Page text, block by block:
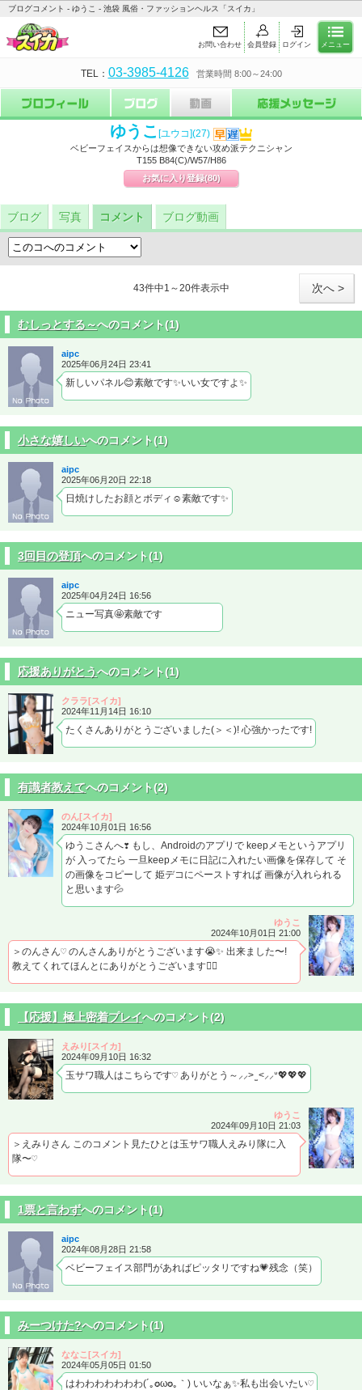
ブログコメント - ゆうこ - 池袋 風俗・ファッションヘルス「スイカ」
お問い合わせ 会員登録 ログイン メニュー
TEL： 03-3985-4126 営業時間 8:00～24:00
ゆうこ [ユウコ](27)
ベビーフェイスからは想像できない攻め派テクニシャン
T155 B84(C)/W57/H86
お気に入り登録(80)
ブログ 写真 コメント ブログ動画
次へ >
43件中1～20件表示中
むしっとする～へのコメント(1)
aipc
2025年06月24日 23:41
新しいパネル😊素敵です✨いい女ですよ✨
小さな嬉しいへのコメント(1)
aipc
2025年06月20日 22:18
日焼けしたお顔とボディ☺️素敵です✨
3回目の登頂へのコメント(1)
aipc
2025年04月24日 16:56
ニュー写真🤩素敵です
応援ありがとうへのコメント(1)
クララ[スイカ]
2024年11月14日 16:10
たくさんありがとうございました(＞＜)! 心強かったです!
有識者教えてへのコメント(2)
のん[スイカ]
2024年10月01日 16:56
ゆうこさんへ❣️ もし、Androidのアプリで keepメモというアプリ
が 入ってたら 一旦keepメモに日記に入れたい画像を保存して そ
の画像をコピーして 姫デコにペーストすれば 画像が入れられる
と思います💦
ゆうこ
2024年10月01日 21:00
＞のんさん♡ のんさんありがとうございます😭✨ 出来ました〜!
教えてくれてほんとにありがとうございます🙂‍↕️
【応援】極上密着プレイへのコメント(2)
えみり[スイカ]
2024年09月10日 16:32
玉サワ職人はこちらです♡ ありがとう～⸝⸝> ̫ <⸝⸝ᐡ💖💖💖
ゆうこ
2024年09月10日 21:03
＞えみりさん このコメント見たひとは玉サワ職人えみり隊に入
隊〜♡
1票と言わずへのコメント(1)
aipc
2024年08月28日 21:58
ベビーフェイス部門があればピッタリですね💗残念（笑）
みーつけた?へのコメント(1)
ななこ[スイカ]
2024年05月05日 01:50
はわわわわわわわ(´｡✪ω✪｡｀) いいなぁ✨私も出会いたい♡